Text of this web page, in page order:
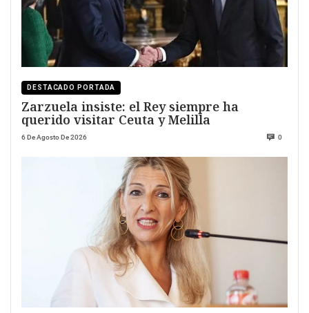
DESTACADO PORTADA
Zarzuela insiste: el Rey siempre ha
querido visitar Ceuta y Melilla
6 De Agosto De 2026 0